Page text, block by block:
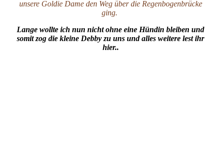
unsere Goldie Dame den Weg über die Regenbogenbrücke
ging.
Lange wollte ich nun nicht ohne eine Hündin bleiben und
somit zog die kleine Debby zu uns und alles weitere lest ihr
hier..